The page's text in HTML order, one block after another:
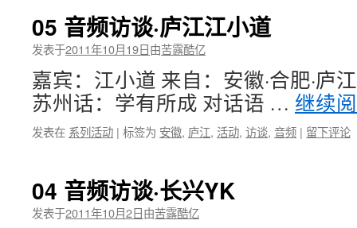
05 音频访谈·庐江江小道
发表于2011年10月19日由苦露酷亿
嘉宾：江小道 来自：安徽·合肥·庐
苏州话：学有所成 对话语 … 继续
发表在 系列活动 | 标签为 安徽, 庐江, 活动, 访谈, 音频 | 留下评论
04 音频访谈·长兴YK
发表于2011年10月2日由苦露酷亿